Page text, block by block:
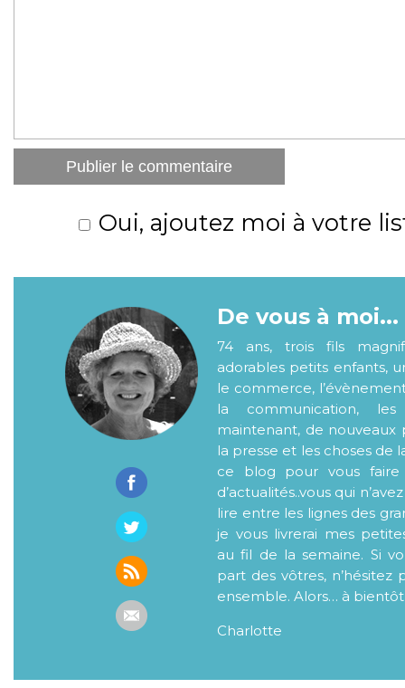
Oui, ajoutez moi à votre
De vous à moi...
74 ans, trois fils
adorables petits enfants,
le commerce,
la communication,
maintenant, de nouveaux
la presse et les choses de
ce blog pour vous faire
d’actualités..vous qui
lire entre les lignes des
je vous livrerai mes
au fil de la semaine. Si
part des vôtres, n’hésitez
ensemble. Alors… à bientôt
Charlotte